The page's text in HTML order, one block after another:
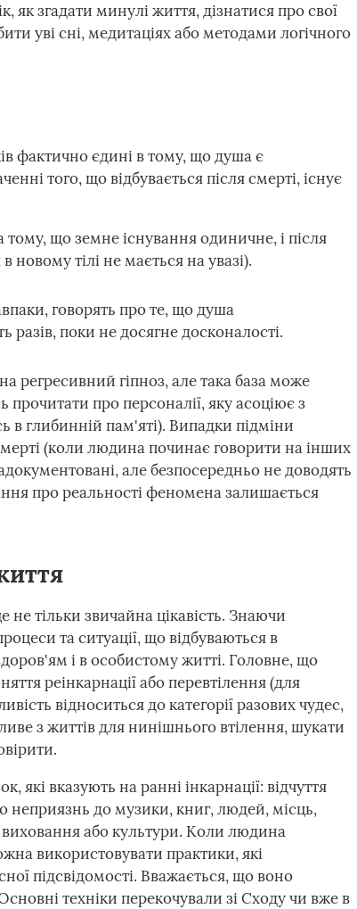
як згадати минулі життя, дізнатися про свої
уві сні, медитаціях або методами логічного
фактично єдині в тому, що душа є
того, що відбувається після смерті, існує
тому, що земне існування одиничне, і після
новому тілі не мається на увазі).
говорять про те, що душа
разів, поки не досягне досконалості.
регресивний гіпноз, але така база може
про персоналії, яку асоціює з
в глибинній пам'яті). Випадки підміни
(коли людина починає говорити на інших
але безпосередньо не доводять
про реальності феномена залишається
не тільки звичайна цікавість. Знаючи
та ситуації, що відбуваються в
і в особистому житті. Головне, що
реінкарнації або перевтілення (для
відноситься до категорії разових чудес,
з життів для нинішнього втілення, шукати
які вказують на ранні інкарнації: відчуття
неприязнь до музики, книг, людей, місць,
або культури. Коли людина
використовувати практики, які
підсвідомості. Вважається, що воно
техніки перекочували зі Сходу чи вже в